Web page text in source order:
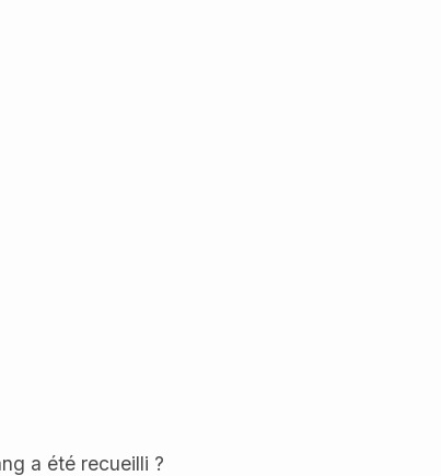
a été recueilli ?